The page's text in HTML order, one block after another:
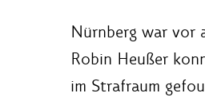
Nürnberg war vor
Robin Heußer
im Strafraum